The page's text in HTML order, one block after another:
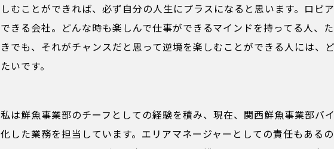
しむことができれば、必ず自分の人生にプラスになると思います。ロピ
できる会社。どんな時も楽しんで仕事ができるマインドを持ってる人、
きでも、それがチャンスだと思って逆境を楽しむことができる人には、
たいです。
私は鮮魚事業部のチーフとしての経験を積み、現在、関西鮮魚事業部バ
化した業務を担当しています。エリアマネージャーとしての責任もある